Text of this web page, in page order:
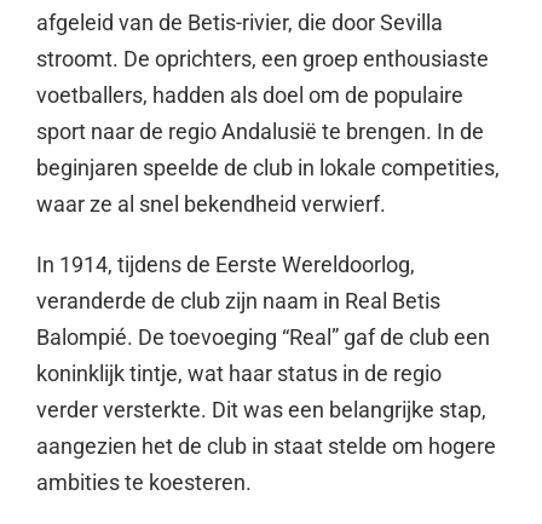
afgeleid van de Betis-rivier, die door Sevilla
stroomt. De oprichters, een groep enthousiaste
voetballers, hadden als doel om de populaire
sport naar de regio Andalusië te brengen. In de
beginjaren speelde de club in lokale competities,
waar ze al snel bekendheid verwierf.
In 1914, tijdens de Eerste Wereldoorlog,
veranderde de club zijn naam in Real Betis
Balompié. De toevoeging “Real” gaf de club een
koninklijk tintje, wat haar status in de regio
verder versterkte. Dit was een belangrijke stap,
aangezien het de club in staat stelde om hogere
ambities te koesteren.